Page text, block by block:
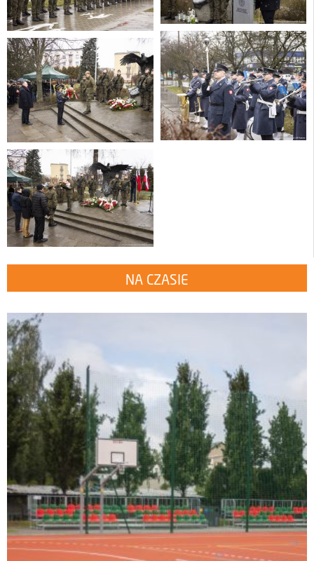
NA CZASIE